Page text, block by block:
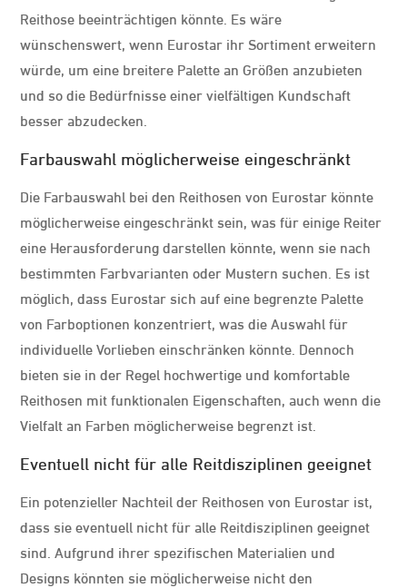
Reithose beeinträchtigen könnte. Es wäre
wünschenswert, wenn Eurostar ihr Sortiment erweitern
würde, um eine breitere Palette an Größen anzubieten
und so die Bedürfnisse einer vielfältigen Kundschaft
besser abzudecken.
Farbauswahl möglicherweise eingeschränkt
Die Farbauswahl bei den Reithosen von Eurostar könnte
möglicherweise eingeschränkt sein, was für einige Reiter
eine Herausforderung darstellen könnte, wenn sie nach
bestimmten Farbvarianten oder Mustern suchen. Es ist
möglich, dass Eurostar sich auf eine begrenzte Palette
von Farboptionen konzentriert, was die Auswahl für
individuelle Vorlieben einschränken könnte. Dennoch
bieten sie in der Regel hochwertige und komfortable
Reithosen mit funktionalen Eigenschaften, auch wenn die
Vielfalt an Farben möglicherweise begrenzt ist.
Eventuell nicht für alle Reitdisziplinen geeignet
Ein potenzieller Nachteil der Reithosen von Eurostar ist,
dass sie eventuell nicht für alle Reitdisziplinen geeignet
sind. Aufgrund ihrer spezifischen Materialien und
Designs könnten sie möglicherweise nicht den